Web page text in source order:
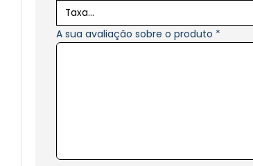
A sua avaliação sobre o produto *